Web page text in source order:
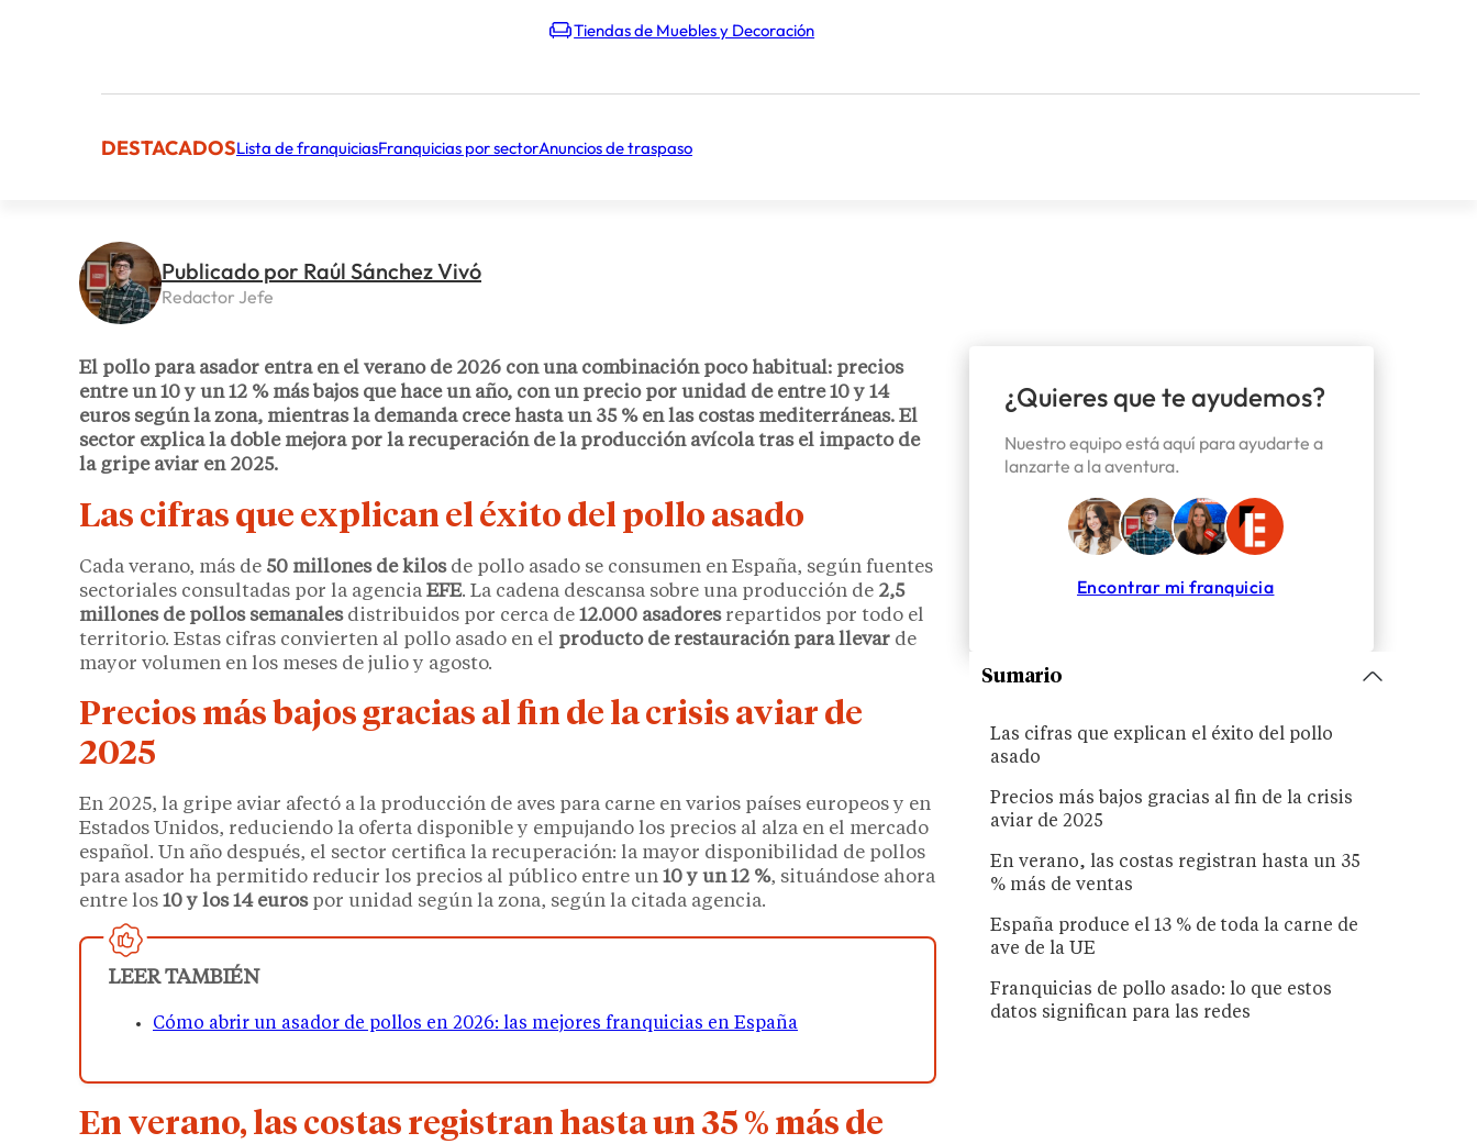
Tiendas de Muebles y Decoración
DESTACADOSLista de franquiciasFranquicias por sectorAnuncios de traspaso
Publicado por Raúl Sánchez Vivó
Redactor Jefe
El pollo para asador entra en el verano de 2026 con una combinación poco habitual: precios
entre un10 y un 12 % más bajosque hace un año, con un precio por unidad de entre10 y 14
eurossegún la zona, mientras la demanda crece hasta un 35 %en las costas mediterráneas. El
sector explica la doble mejora por la recuperación de la producción avícola tras el impacto de
la gripe aviar en 2025.
Las cifras que explican el éxito del pollo asado
Cada verano, más de 50 millones de kilosde pollo asado se consumen en España, según fuentes
sectoriales consultadas por la agencia EFE. La cadena descansa sobre una producción de 2,5
millones de pollos semanalesdistribuidos por cerca de 12.000 asadoresrepartidos por todo el
territorio. Estas cifras convierten al pollo asado en el producto de restauración para llevar de
mayor volumen en los meses de julio y agosto.
Precios más bajos gracias al fin de la crisis aviar de
2025
En 2025, la gripe aviar afectó a la producción de aves para carne en varios países europeos y en
Estados Unidos, reduciendo la oferta disponible y empujando los precios al alza en el mercado
español. Un año después, el sector certifica la recuperación: la mayor disponibilidad de pollos
para asador ha permitido reducir los precios al público entre un 10 y un 12 %, situándose ahora
entre los 10 y los 14 eurospor unidad según la zona, según la citada agencia.
LEER TAMBIÉN
Cómo abrir un asador de pollos en 2026: las mejores franquicias en España
En verano, las costas registran hasta un 35 % más de
¿Quieres que te ayudemos?
Nuestro equipo está aquí para ayudarte a
lanzarte a la aventura.
Encontrar mi franquicia
Sumario
Las cifras que explican el éxito del pollo
asado
Precios más bajos gracias al fin de la crisis
aviar de 2025
En verano, las costas registran hasta un 35
% más de ventas
España produce el 13 % de toda la carne de
ave de la UE
Franquicias de pollo asado: lo que estos
datos significan para las redes